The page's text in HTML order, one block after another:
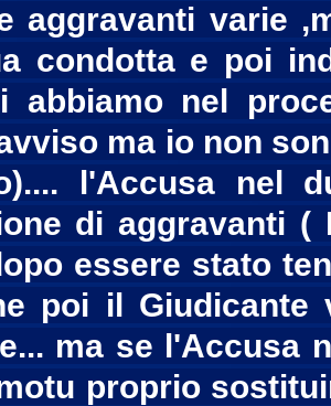
aggravanti varie
condotta e poi
abbiamo nel
ma io non
l'Accusa nel
di aggravanti
essere stato
poi il Giudicante
ma se l'Accusa
proprio